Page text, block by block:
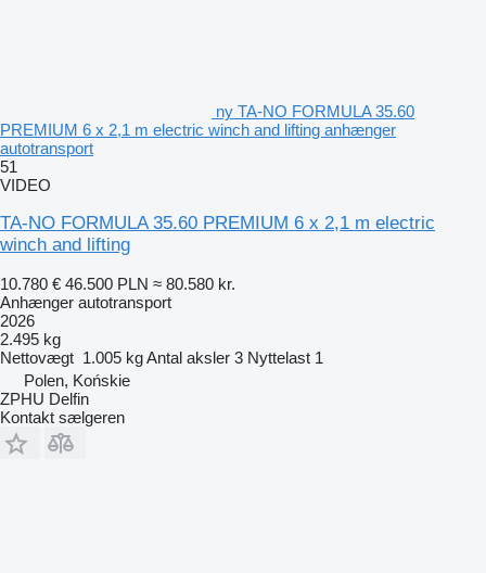
ny TA-NO FORMULA 35.60
PREMIUM 6 x 2,1 m electric winch and lifting anhænger
autotransport
51
VIDEO
TA-NO FORMULA 35.60 PREMIUM 6 x 2,1 m electric
winch and lifting
10.780 € 46.500 PLN ≈ 80.580 kr.
Anhænger autotransport
2026
2.495 kg
Nettovægt 1.005 kgAntal aksler 3 Nyttelast 1
Polen, Końskie
ZPHU Delfin
Kontakt sælgeren